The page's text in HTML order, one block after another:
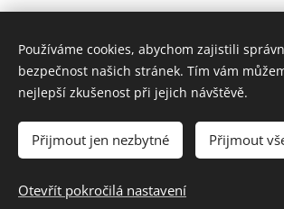
Vyprodáno
Cookies
Používáme cookies, abychom zajistili
bezpečnost našich stránek. Tím vám
nejlepší zkušenost při jejich návštěvě.
Přijmout jen nezbytné Přijmout
Otevřít pokročilá nastavení